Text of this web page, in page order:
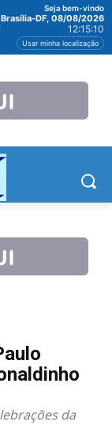
Seja bem-vindo
Brasília-DF, 08/08/2026
12:15:11
Usar minha localização
da